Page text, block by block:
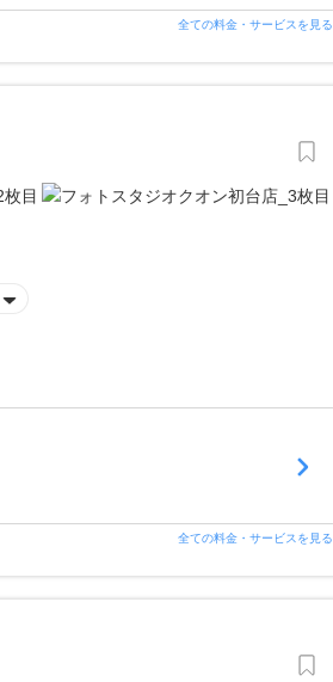
全ての料金・サービスを見る
全ての料金・サービスを見る